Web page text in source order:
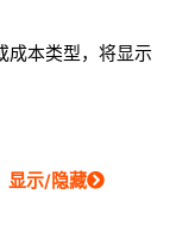
成本类型，将显示
显示/隐藏